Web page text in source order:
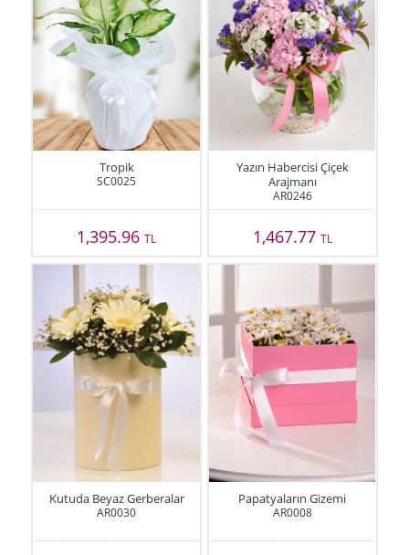
Tropik
SC0025
1,395.96TL
Yazın Habercisi Çiçek
Arajmanı
AR0246
1,467.77 TL
Kutuda Beyaz Gerberalar
AR0030
Papatyaların Gizemi
AR0008